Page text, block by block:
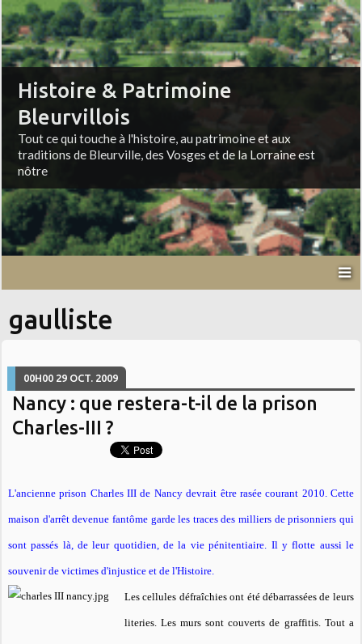
Histoire & Patrimoine
Bleurvillois
Tout ce qui touche à l'histoire, au patrimoine et aux
traditions de Bleurville, des Vosges et de la Lorraine est
nôtre
gaulliste
00H00 29 OCT. 2009
Nancy : que restera-t-il de la prison
Charles-III ?
L'ancienne prison Charles III de Nancy devrait être rasée courant 2010. Cette
maison d'arrêt devenue fantôme garde les traces des milliers de prisonniers qui
sont passés là, de leur quotidien, de la vie pénitentiaire. Il y flotte aussi le
souvenir de victimes d'injustice et de l'Histoire.
Les cellules défraîchies ont été débarrassées de leurs
literies. Les murs sont couverts de graffitis. Tout a